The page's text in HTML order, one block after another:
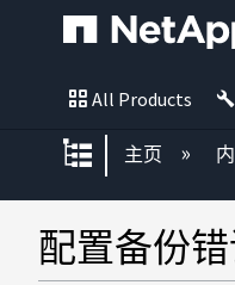
All Products
扩展/隐缩
主页
配置备份